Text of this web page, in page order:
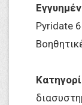
Pyridate